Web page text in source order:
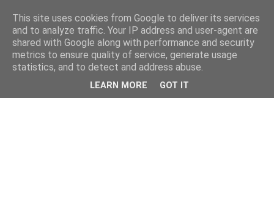
This site uses cookies from Google to deliver its services
and to analyze traffic. Your IP address and user-agent are
shared with Google along with performance and security
metrics to ensure quality of service, generate usage
statistics, and to detect and address abuse.
LEARN MORE GOT IT